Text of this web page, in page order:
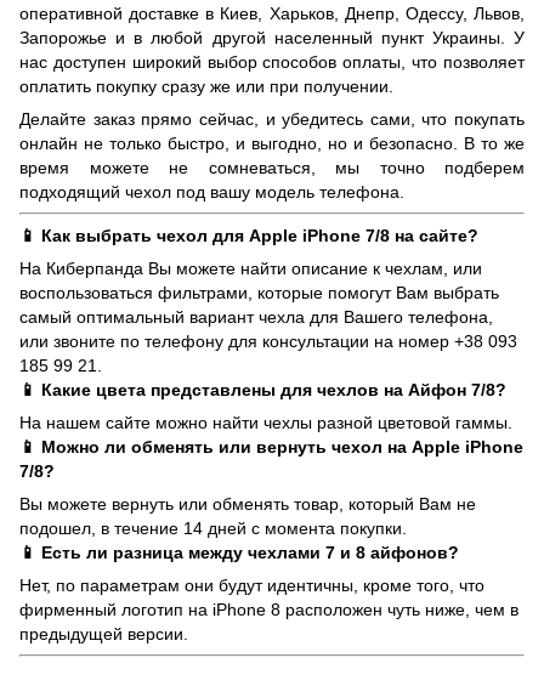
оперативной доставке в Киев, Харьков, Днепр, Одессу, Львов,
Запорожье и в любой другой населенный пункт Украины. У
нас доступен широкий выбор способов оплаты, что позволяет
оплатить покупку сразу же или при получении.
Делайте заказ прямо сейчас, и убедитесь сами, что покупать
онлайн не только быстро, и выгодно, но и безопасно. В то же
время можете не сомневаться, мы точно подберем
подходящий чехол под вашу модель телефона.
📱 Как выбрать чехол для Apple iPhone 7/8 на сайте?
На Киберпанда Вы можете найти описание к чехлам, или
воспользоваться фильтрами, которые помогут Вам выбрать
самый оптимальный вариант чехла для Вашего телефона,
или звоните по телефону для консультации на номер +38 093
185 99 21.
📱 Какие цвета представлены для чехлов на Айфон 7/8?
На нашем сайте можно найти чехлы разной цветовой гаммы.
📱 Можно ли обменять или вернуть чехол на Apple iPhone
7/8?
Вы можете вернуть или обменять товар, который Вам не
подошел, в течение 14 дней с момента покупки.
📱 Есть ли разница между чехлами 7 и 8 айфонов?
Нет, по параметрам они будут идентичны, кроме того, что
фирменный логотип на iPhone 8 расположен чуть ниже, чем в
предыдущей версии.